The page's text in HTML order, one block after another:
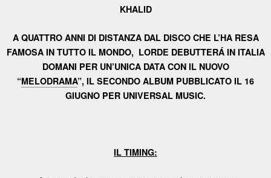
KHALID
A QUATTRO ANNI DI DISTANZA DAL DISCO CHE L’HA RESA
FAMOSA IN TUTTO IL MONDO, LORDE DEBUTTERÁ IN ITALIA
DOMANI PER UN’UNICA DATA CON IL NUOVO
“MELODRAMA”, IL SECONDO ALBUM PUBBLICATO IL 16
GIUGNO PER UNIVERSAL MUSIC.
IL TIMING: